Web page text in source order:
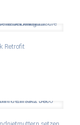
Retrofit